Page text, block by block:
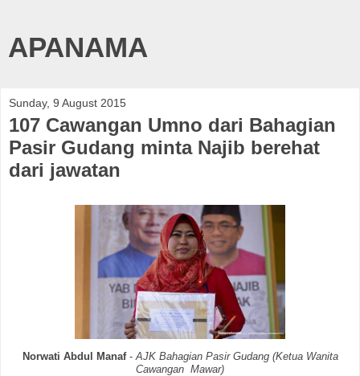
APANAMA
Sunday, 9 August 2015
107 Cawangan Umno dari Bahagian
Pasir Gudang minta Najib berehat
dari jawatan
Norwati Abdul Manaf - AJK Bahagian Pasir Gudang (Ketua Wanita
Cawangan Mawar)